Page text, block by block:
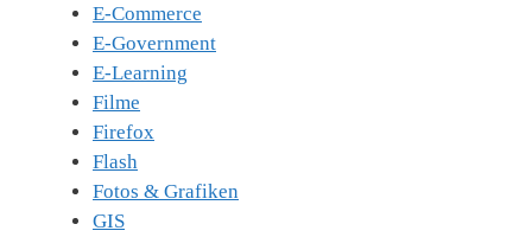
E-Commerce
E-Government
E-Learning
Filme
Firefox
Flash
Fotos & Grafiken
GIS